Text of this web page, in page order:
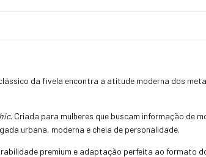
da fivela encontra a atitude moderna dos
. Criada para mulheres que buscam informação de
urbana, moderna e cheia de personalidade.
premium e adaptação perfeita ao formato